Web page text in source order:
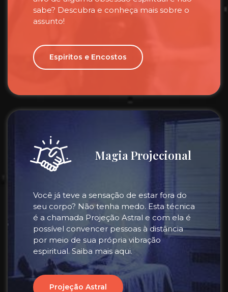
sabe? Descubra e conheça mais sobre o
assunto!
Espiritos e Encostos
Magia Projecional
Você já teve a sensação de estar fora do
seu corpo? Não tenha medo. Esta técnica
é a chamada Projeção Astral e com ela é
possível convencer pessoas à distância
por meio de sua própria vibração
espiritual. Saiba mais aqui.
Projeção Astral